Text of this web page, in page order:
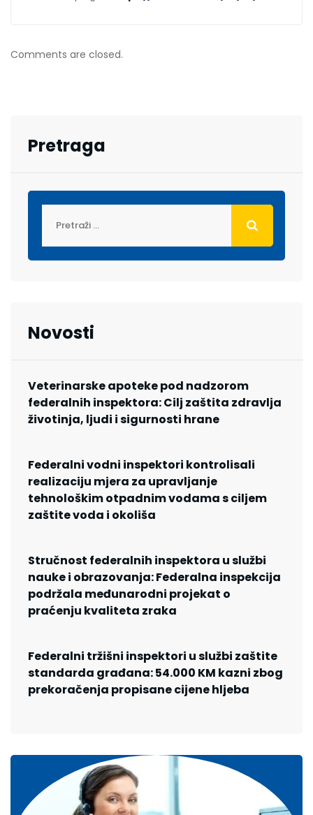
Comments are closed.
Pretraga
Novosti
Veterinarske apoteke pod nadzorom
federalnih inspektora: Cilj zaštita zdravlja
životinja, ljudi i sigurnosti hrane
Federalni vodni inspektori kontrolisali
realizaciju mjera za upravljanje
tehnološkim otpadnim vodama s ciljem
zaštite voda i okoliša
Stručnost federalnih inspektora u službi
nauke i obrazovanja: Federalna inspekcija
podržala međunarodni projekat o
praćenju kvaliteta zraka
Federalni tržišni inspektori u službi zaštite
standarda građana: 54.000 KM kazni zbog
prekoračenja propisane cijene hljeba